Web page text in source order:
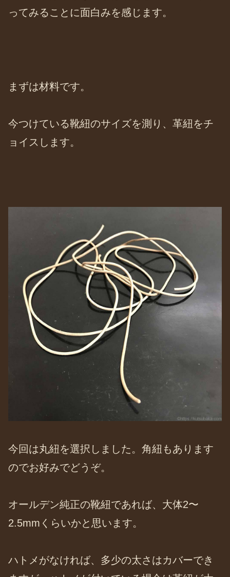
ってみることに面白みを感じます。
まずは材料です。
今つけている靴紐のサイズを測り、革紐をチ
ョイスします。
今回は丸紐を選択しました。角紐もあります
のでお好みでどうぞ。
オールデン純正の靴紐であれば、大体2〜
2.5mmくらいかと思います。
ハトメがなければ、多少の太さはカバーでき